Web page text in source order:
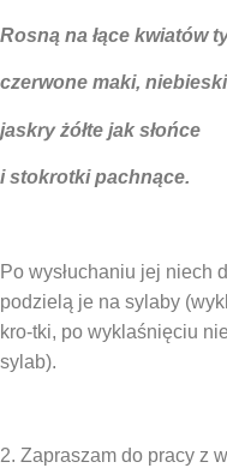
Rosną na łące kwiatów
czerwone maki,
jaskry żółte jak słońce
i stokrotki pachnące.
Po wysłuchaniu jej niech
podzielą je na sylaby
kro-tki, po wyklaśnięciu
sylab).
2. Zapraszam do pracy z